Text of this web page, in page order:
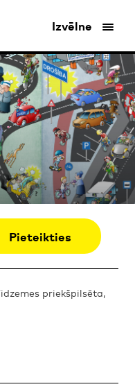
Izvēlne
Pieteikties
priekšpilsēta,